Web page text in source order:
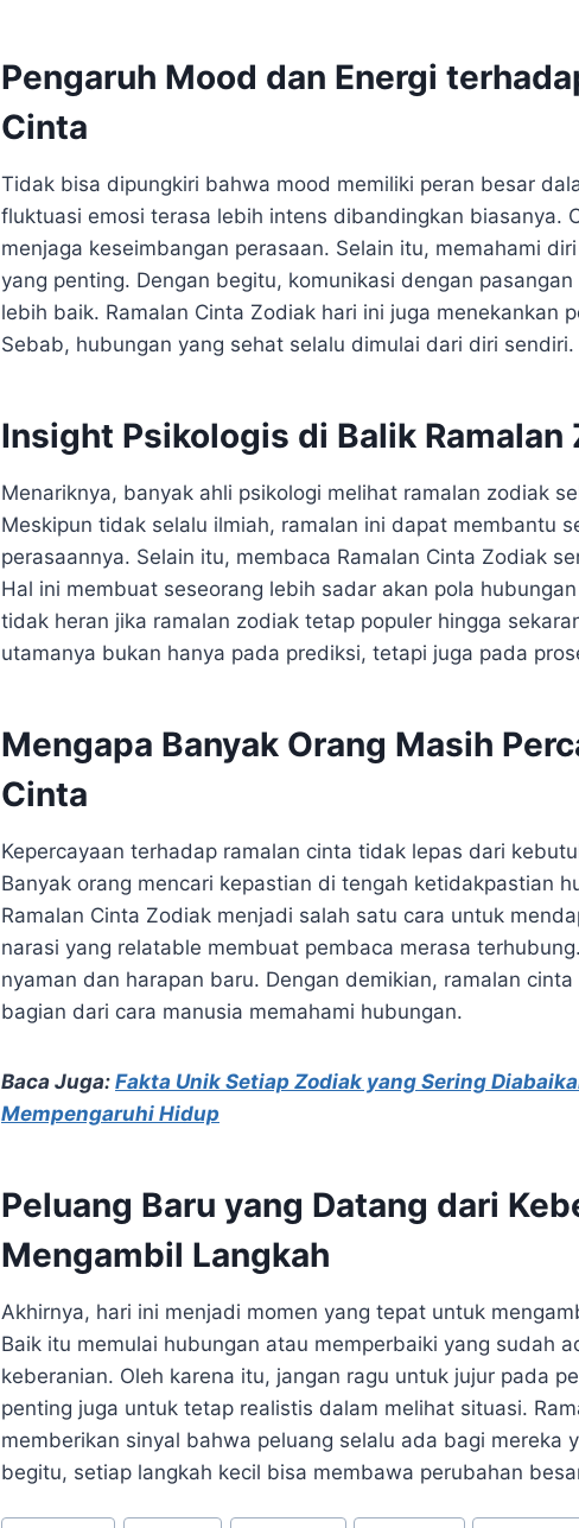
Pengaruh Mood dan Energi
Cinta
Tidak bisa dipungkiri bahwa mood memiliki peran besar
fluktuasi emosi terasa lebih intens dibandingkan biasanya.
menjaga keseimbangan perasaan. Selain itu, memahami
yang penting. Dengan begitu, komunikasi dengan
lebih baik. Ramalan Cinta Zodiak hari ini juga menekankan
Sebab, hubungan yang sehat selalu dimulai dari diri sendiri.
Insight Psikologis di Balik Ramalan
Menariknya, banyak ahli psikologi melihat ramalan zodiak
Meskipun tidak selalu ilmiah, ramalan ini dapat membantu
perasaannya. Selain itu, membaca Ramalan Cinta Zodiak
Hal ini membuat seseorang lebih sadar akan pola
tidak heran jika ramalan zodiak tetap populer hingga
utamanya bukan hanya pada prediksi, tetapi juga pada
Mengapa Banyak Orang Masih
Cinta
Kepercayaan terhadap ramalan cinta tidak lepas dari
Banyak orang mencari kepastian di tengah ketidakpastian
Ramalan Cinta Zodiak menjadi salah satu cara untuk
narasi yang relatable membuat pembaca merasa
nyaman dan harapan baru. Dengan demikian, ramalan
bagian dari cara manusia memahami hubungan.
Baca Juga: Fakta Unik Setiap Zodiak yang Sering
Mempengaruhi Hidup
Peluang Baru yang Datang dari
Mengambil Langkah
Akhirnya, hari ini menjadi momen yang tepat untuk
Baik itu memulai hubungan atau memperbaiki yang sudah
keberanian. Oleh karena itu, jangan ragu untuk jujur pada
penting juga untuk tetap realistis dalam melihat situasi.
memberikan sinyal bahwa peluang selalu ada bagi mereka
begitu, setiap langkah kecil bisa membawa perubahan